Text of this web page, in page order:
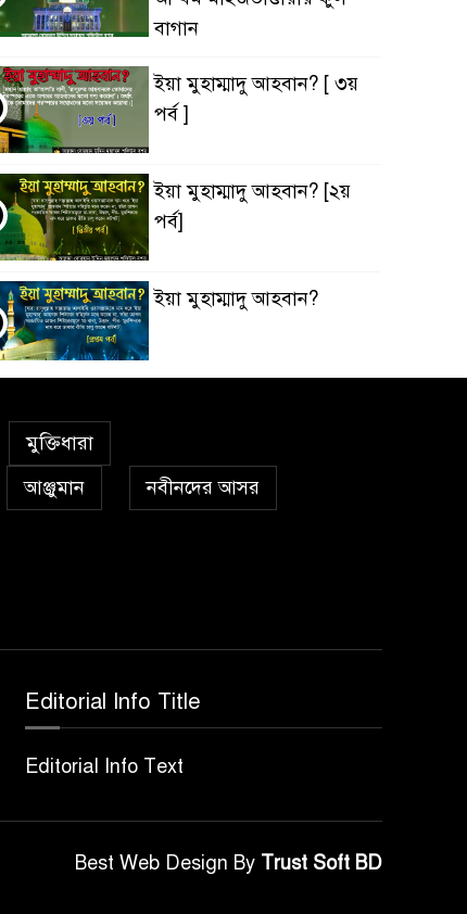
বাগান
ইয়া মুহাম্মাদু আহবান? [ ৩য়
পর্ব ]
ইয়া মুহাম্মাদু আহবান? [২য়
পর্ব]
ইয়া মুহাম্মাদু আহবান?
সর্বকালের সব সমস্যার
ঈদে মিলাদুন্নবী এর গুরুত্ব
কালো হাত
মুক্তিধারা
আঞ্জুমান
নবীনদের আসর
Editorial Info Title
Editorial Info Text
Best Web Design By Trust Soft BD